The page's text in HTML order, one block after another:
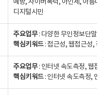
예방, 사이버폭력, 아인세, 아름
디지털시민
주요업무: 다양한 무인정보단말
핵심키워드: 접근성, 웹접근성,
주요업무: 인터넷 속도측정, 웹접
핵심키워드: 인터넷 속도측정, 인